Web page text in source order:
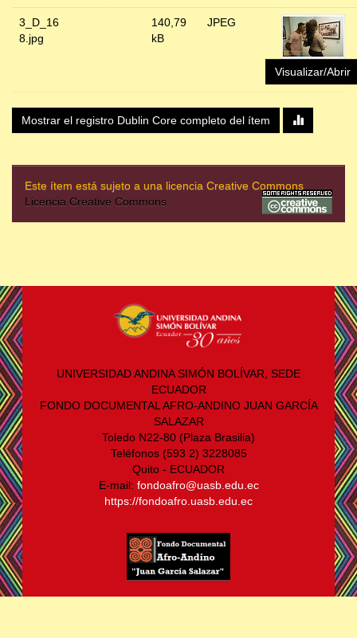
3_D_16
8.jpg
140,79
kB
JPEG
Visualizar/Abrir
Mostrar el registro Dublin Core completo del ítem
Este ítem está sujeto a una licencia Creative Commons
Licencia Creative Commons
UNIVERSIDAD ANDINA SIMÓN BOLÍVAR, SEDE
ECUADOR
FONDO DOCUMENTAL AFRO-ANDINO JUAN GARCÍA
SALAZAR
Toledo N22-80 (Plaza Brasilia)
Teléfonos (593 2) 3228085
Quito - ECUADOR
E-mail: fondoafro@uasb.edu.ec
https://fondoafro.uasb.edu.ec